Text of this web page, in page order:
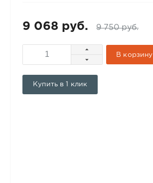
9 068 руб. 9 750 руб.
В корзину
Купить в 1 клик